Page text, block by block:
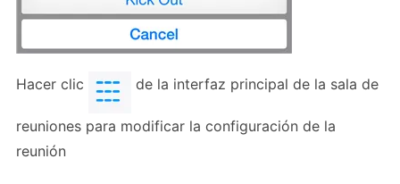
Hacer clic de la interfaz principal de la sala de
reuniones para modificar la configuración de la
reunión